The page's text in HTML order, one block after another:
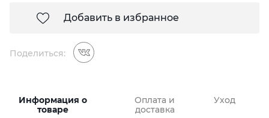
Добавить в избранное
Поделиться:
Информация о
товаре
Оплата и
доставка
Уход